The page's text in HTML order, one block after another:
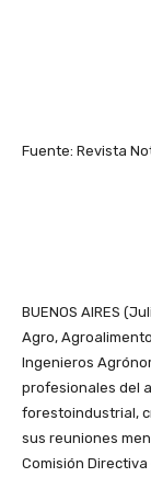
Fuente: Revista
BUENOS AIRES
Agro,
Ingenieros
profesionales del
forestoindustrial,
sus reuniones
Comisión